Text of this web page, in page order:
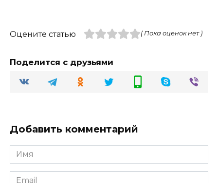
Оцените статью ( Пока оценок нет )
Поделится с друзьями
Добавить комментарий
Имя
Email